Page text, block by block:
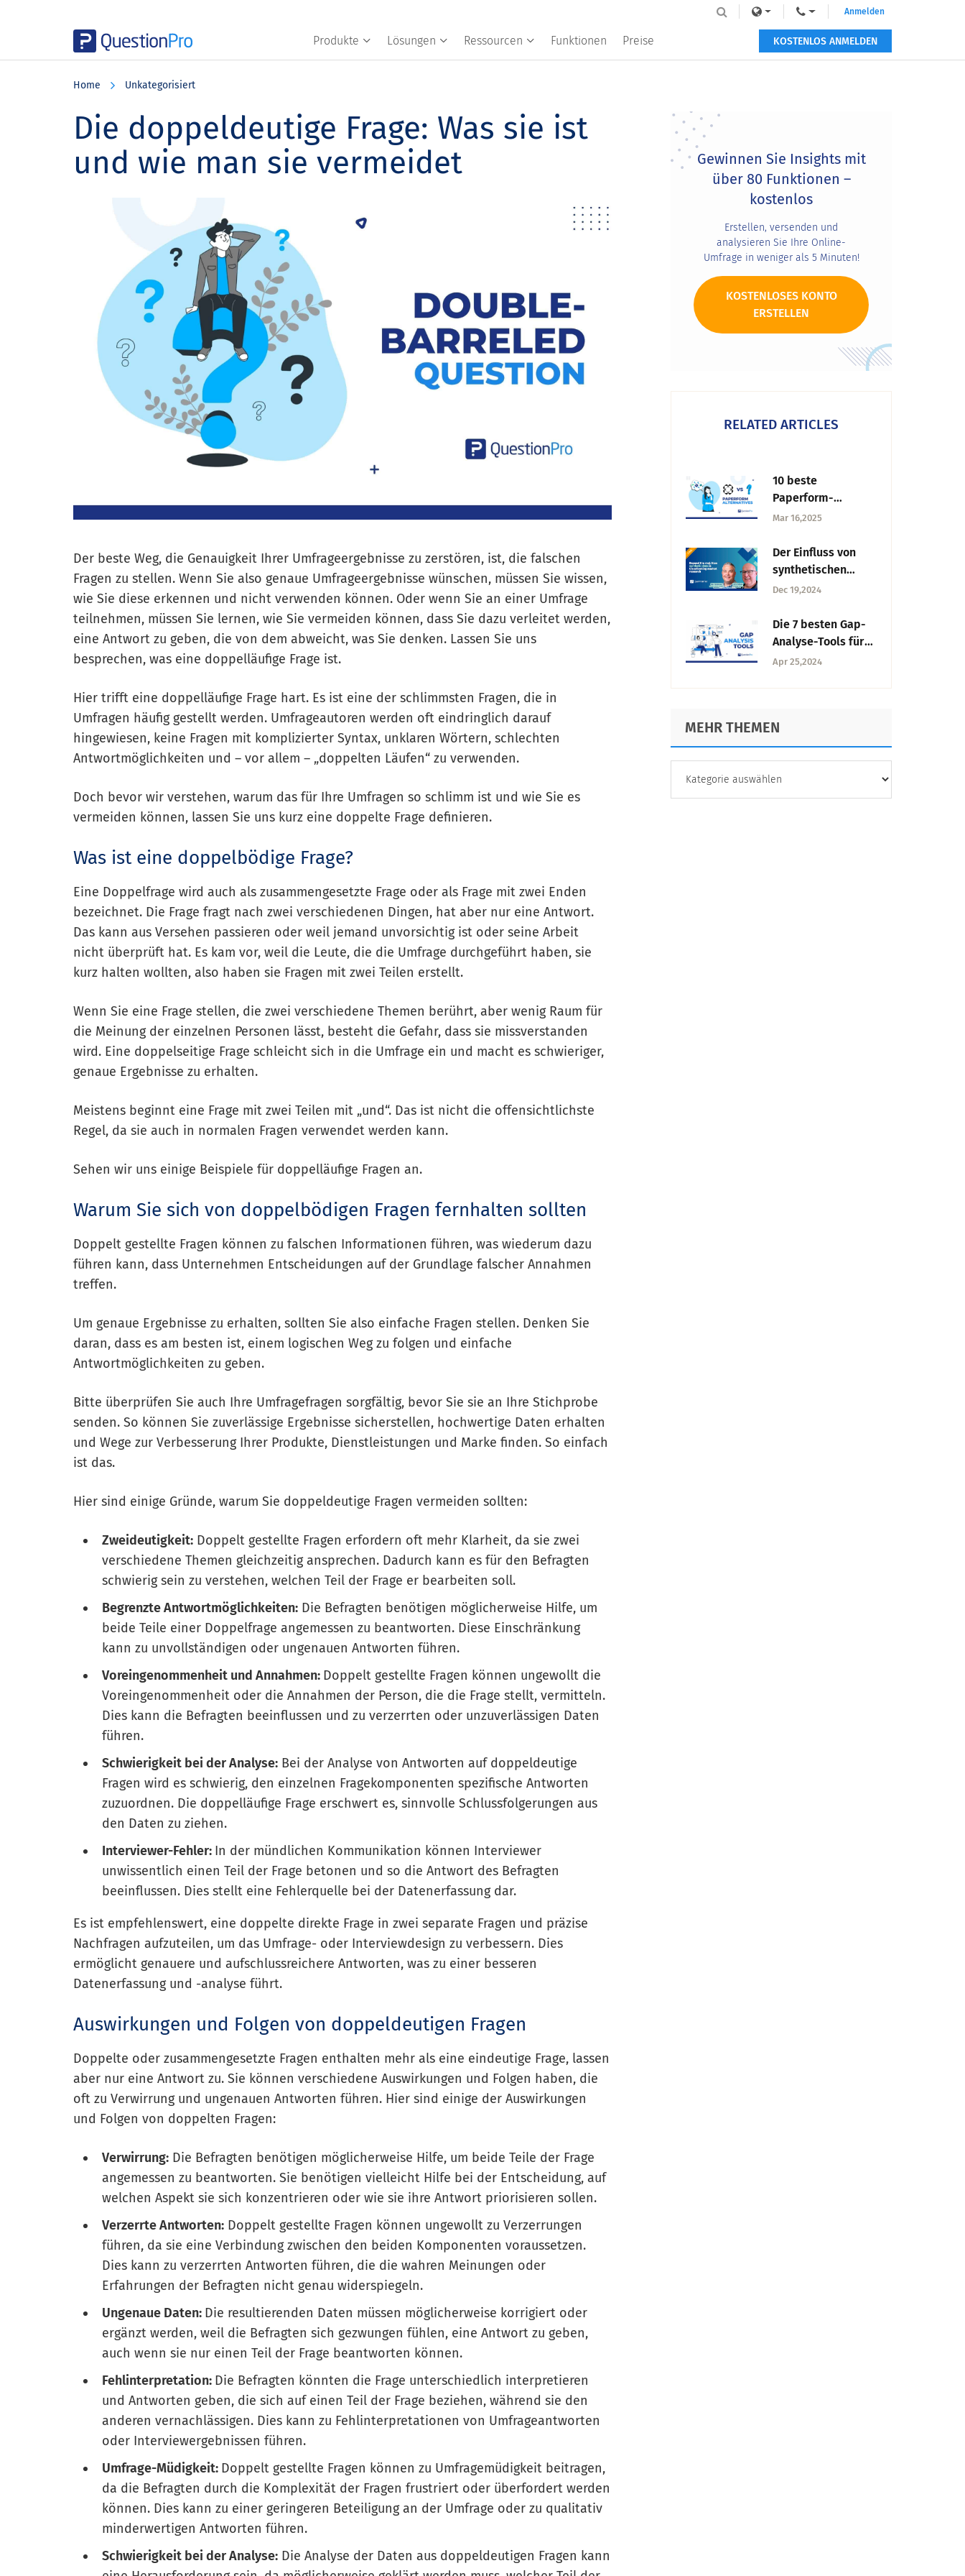
Produkte Lösungen Ressourcen Funktionen Preise
Anmelden
KOSTENLOS ANMELDEN
Home Unkategorisiert
Die doppeldeutige Frage: Was sie ist
und wie man sie vermeidet
Der beste Weg, die Genauigkeit Ihrer Umfrageergebnisse zu zerstören, ist, die falschen
Fragen zu stellen. Wenn Sie also genaue Umfrageergebnisse wünschen, müssen Sie wissen,
wie Sie diese erkennen und nicht verwenden können. Oder wenn Sie an einer Umfrage
teilnehmen, müssen Sie lernen, wie Sie vermeiden können, dass Sie dazu verleitet werden,
eine Antwort zu geben, die von dem abweicht, was Sie denken. Lassen Sie uns
besprechen, was eine doppelläufige Frage ist.
Hier trifft eine doppelläufige Frage hart. Es ist eine der schlimmsten Fragen, die in
Umfragen häufig gestellt werden. Umfrageautoren werden oft eindringlich darauf
hingewiesen, keine Fragen mit komplizierter Syntax, unklaren Wörtern, schlechten
Antwortmöglichkeiten und – vor allem – „doppelten Läufen“ zu verwenden.
Doch bevor wir verstehen, warum das für Ihre Umfragen so schlimm ist und wie Sie es
vermeiden können, lassen Sie uns kurz eine doppelte Frage definieren.
Was ist eine doppelbödige Frage?
Eine Doppelfrage wird auch als zusammengesetzte Frage oder als Frage mit zwei Enden
bezeichnet. Die Frage fragt nach zwei verschiedenen Dingen, hat aber nur eine Antwort.
Das kann aus Versehen passieren oder weil jemand unvorsichtig ist oder seine Arbeit
nicht überprüft hat. Es kam vor, weil die Leute, die die Umfrage durchgeführt haben, sie
kurz halten wollten, also haben sie Fragen mit zwei Teilen erstellt.
Wenn Sie eine Frage stellen, die zwei verschiedene Themen berührt, aber wenig Raum für
die Meinung der einzelnen Personen lässt, besteht die Gefahr, dass sie missverstanden
wird. Eine doppelseitige Frage schleicht sich in die Umfrage ein und macht es schwieriger,
genaue Ergebnisse zu erhalten.
Meistens beginnt eine Frage mit zwei Teilen mit „und“. Das ist nicht die offensichtlichste
Regel, da sie auch in normalen Fragen verwendet werden kann.
Sehen wir uns einige Beispiele für doppelläufige Fragen an.
Warum Sie sich von doppelbödigen Fragen fernhalten sollten
Doppelt gestellte Fragen können zu falschen Informationen führen, was wiederum dazu
führen kann, dass Unternehmen Entscheidungen auf der Grundlage falscher Annahmen
treffen.
Um genaue Ergebnisse zu erhalten, sollten Sie also einfache Fragen stellen. Denken Sie
daran, dass es am besten ist, einem logischen Weg zu folgen und einfache
Antwortmöglichkeiten zu geben.
Bitte überprüfen Sie auch Ihre Umfragefragen sorgfältig, bevor Sie sie an Ihre Stichprobe
senden. So können Sie zuverlässige Ergebnisse sicherstellen, hochwertige Daten erhalten
und Wege zur Verbesserung Ihrer Produkte, Dienstleistungen und Marke finden. So einfach
ist das.
Hier sind einige Gründe, warum Sie doppeldeutige Fragen vermeiden sollten:
Zweideutigkeit: Doppelt gestellte Fragen erfordern oft mehr Klarheit, da sie zwei
verschiedene Themen gleichzeitig ansprechen. Dadurch kann es für den Befragten
schwierig sein zu verstehen, welchen Teil der Frage er bearbeiten soll.
Begrenzte Antwortmöglichkeiten: Die Befragten benötigen möglicherweise Hilfe, um
beide Teile einer Doppelfrage angemessen zu beantworten. Diese Einschränkung
kann zu unvollständigen oder ungenauen Antworten führen.
Voreingenommenheit und Annahmen: Doppelt gestellte Fragen können ungewollt die
Voreingenommenheit oder die Annahmen der Person, die die Frage stellt, vermitteln.
Dies kann die Befragten beeinflussen und zu verzerrten oder unzuverlässigen Daten
führen.
Schwierigkeit bei der Analyse: Bei der Analyse von Antworten auf doppeldeutige
Fragen wird es schwierig, den einzelnen Fragekomponenten spezifische Antworten
zuzuordnen. Die doppelläufige Frage erschwert es, sinnvolle Schlussfolgerungen aus
den Daten zu ziehen.
Interviewer-Fehler: In der mündlichen Kommunikation können Interviewer
unwissentlich einen Teil der Frage betonen und so die Antwort des Befragten
beeinflussen. Dies stellt eine Fehlerquelle bei der Datenerfassung dar.
Es ist empfehlenswert, eine doppelte direkte Frage in zwei separate Fragen und präzise
Nachfragen aufzuteilen, um das Umfrage- oder Interviewdesign zu verbessern. Dies
ermöglicht genauere und aufschlussreichere Antworten, was zu einer besseren
Datenerfassung und -analyse führt.
Auswirkungen und Folgen von doppeldeutigen Fragen
Doppelte oder zusammengesetzte Fragen enthalten mehr als eine eindeutige Frage, lassen
aber nur eine Antwort zu. Sie können verschiedene Auswirkungen und Folgen haben, die
oft zu Verwirrung und ungenauen Antworten führen. Hier sind einige der Auswirkungen
und Folgen von doppelten Fragen:
Verwirrung: Die Befragten benötigen möglicherweise Hilfe, um beide Teile der Frage
angemessen zu beantworten. Sie benötigen vielleicht Hilfe bei der Entscheidung, auf
welchen Aspekt sie sich konzentrieren oder wie sie ihre Antwort priorisieren sollen.
Verzerrte Antworten: Doppelt gestellte Fragen können ungewollt zu Verzerrungen
führen, da sie eine Verbindung zwischen den beiden Komponenten voraussetzen.
Dies kann zu verzerrten Antworten führen, die die wahren Meinungen oder
Erfahrungen der Befragten nicht genau widerspiegeln.
Ungenaue Daten: Die resultierenden Daten müssen möglicherweise korrigiert oder
ergänzt werden, weil die Befragten sich gezwungen fühlen, eine Antwort zu geben,
auch wenn sie nur einen Teil der Frage beantworten können.
Fehlinterpretation: Die Befragten könnten die Frage unterschiedlich interpretieren
und Antworten geben, die sich auf einen Teil der Frage beziehen, während sie den
anderen vernachlässigen. Dies kann zu Fehlinterpretationen von Umfrageantworten
oder Interviewergebnissen führen.
Umfrage-Müdigkeit: Doppelt gestellte Fragen können zu Umfragemüdigkeit beitragen,
da die Befragten durch die Komplexität der Fragen frustriert oder überfordert werden
können. Dies kann zu einer geringeren Beteiligung an der Umfrage oder zu qualitativ
minderwertigen Antworten führen.
Schwierigkeit bei der Analyse: Die Analyse der Daten aus doppeldeutigen Fragen kann
Primary
Sidebar
Gewinnen Sie Insights mit
über 80 Funktionen –
kostenlos
Erstellen, versenden und
analysieren Sie Ihre Online-
Umfrage in weniger als 5 Minuten!
KOSTENLOSES KONTO
ERSTELLEN
RELATED ARTICLES
10 beste
Paperform-
Alternativen zum
Formularen und
Umfragen
Mar 16,2025
Der Einfluss von
synthetischen
Daten auf die
Dec 19,2024
Die 7 besten Gap-
Analyse-Tools für
Ihr Unternehmen
Apr 25,2024
MEHR THEMEN
THEMEN